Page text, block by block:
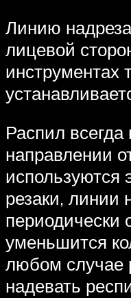
Линию
лицевой
инструментах
Распил
направлении
используются
резаки, линии
периодически
уменьшится
любом случае
надевать